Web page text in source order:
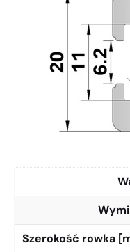
Szerokość rowka